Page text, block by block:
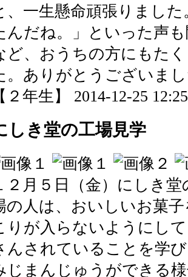
、一生懸命頑張りまし
んだね。」といった声
ど、おうちの方にもた
。ありがとうございま
【２年生】 2014-12-25
しき堂の工場見学
２月５日（金）にしき
の人は、おいしいお菓
りが入らないようにし
んされていることを学
じまんじゅうができる